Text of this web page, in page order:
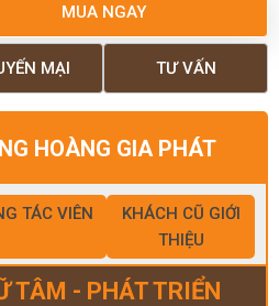
MUA NGAY
TƯ VẤN
MẠI
HOÀNG GIA PHÁT
TÁC VIÊN
KHÁCH CŨ GIỚI
THIỆU
TÂM - PHÁT TRIỂN